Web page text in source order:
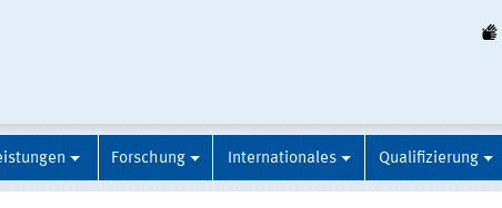
Forschung Internationales Qualifizierung